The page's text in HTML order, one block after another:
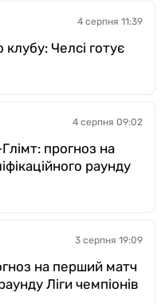
4 серпня 11:39
Челсі готує
4 серпня 09:02
прогноз на
раунду
3 серпня 19:09
на перший матч
Ліги чемпіонів